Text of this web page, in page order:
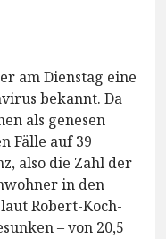
am Dienstag eine
bekannt. Da
als genesen
Fälle auf 39
also die Zahl der
in den
Robert-Koch-
– von 20,5